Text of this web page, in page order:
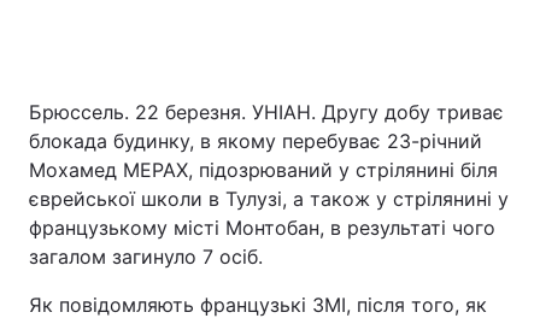
Брюссель. 22 березня. УНІАН. Другу добу триває
блокада будинку, в якому перебуває 23-річний
Мохамед МЕРАХ, підозрюваний у стрілянині біля
єврейської школи в Тулузі, а також у стрілянині у
французькому місті Монтобан, в результаті чого
загалом загинуло 7 осіб.
Як повідомляють французькі ЗМІ, після того, як